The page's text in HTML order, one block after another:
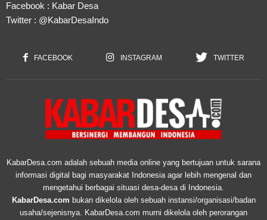
Facebook : Kabar Desa
Twitter : @KabarDesaIndo
FACEBOOK INSTAGRAM TWITTER
KabarDesa.com adalah sebuah media online yang bertujuan untuk sarana
informasi digital bagi masyarakat Indonesia agar lebih mengenal dan
mengetahui berbagai situasi desa-desa di Indonesia.
KabarDesa.com bukan dikelola oleh sebuah instansi/organisasi/badan
usaha/sejenisnya. KabarDesa.com murni dikelola oleh perorangan